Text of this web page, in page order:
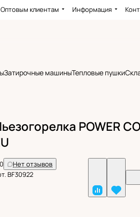
Оптовым клиентам Информация
Затирочные машиныТепловые пушки
POWER
0
Нет отзывов
BF30922